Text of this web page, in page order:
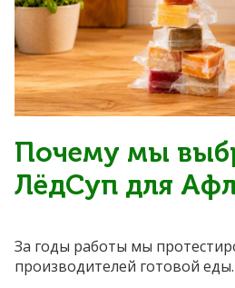
Почему мы
ЛёдСуп для
За годы работы мы
производителей готовой еды.